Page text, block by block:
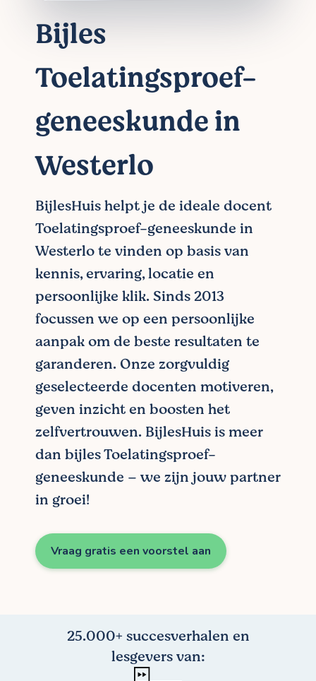
Bijles
Toelatingsproef-
geneeskunde in
Westerlo
BijlesHuis helpt je de ideale docent
Toelatingsproef-geneeskunde in
Westerlo te vinden op basis van
kennis, ervaring, locatie en
persoonlijke klik. Sinds 2013
focussen we op een persoonlijke
aanpak om de beste resultaten te
garanderen. Onze zorgvuldig
geselecteerde docenten motiveren,
geven inzicht en boosten het
zelfvertrouwen. BijlesHuis is meer
dan bijles Toelatingsproef-
geneeskunde – we zijn jouw partner
in groei!
Vraag gratis een voorstel aan
25.000+ succesverhalen en
lesgevers van: